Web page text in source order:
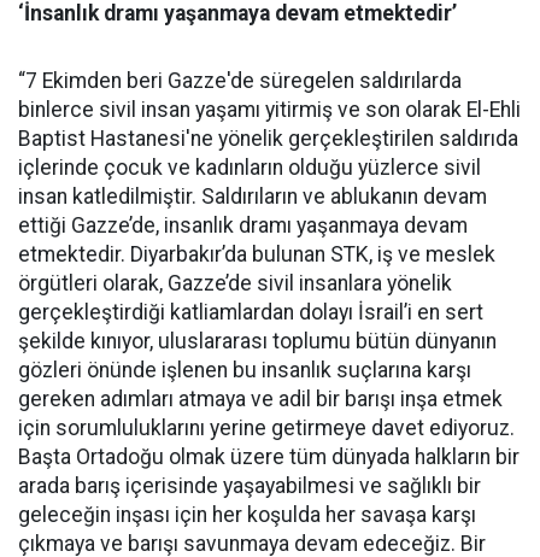
‘İnsanlık dramı yaşanmaya devam etmektedir’
“7 Ekimden beri Gazze'de süregelen saldırılarda
binlerce sivil insan yaşamı yitirmiş ve son olarak El-Ehli
Baptist Hastanesi'ne yönelik gerçekleştirilen saldırıda
içlerinde çocuk ve kadınların olduğu yüzlerce sivil
insan katledilmiştir. Saldırıların ve ablukanın devam
ettiği Gazze’de, insanlık dramı yaşanmaya devam
etmektedir. Diyarbakır’da bulunan STK, iş ve meslek
örgütleri olarak, Gazze’de sivil insanlara yönelik
gerçekleştirdiği katliamlardan dolayı İsrail’i en sert
şekilde kınıyor, uluslararası toplumu bütün dünyanın
gözleri önünde işlenen bu insanlık suçlarına karşı
gereken adımları atmaya ve adil bir barışı inşa etmek
için sorumluluklarını yerine getirmeye davet ediyoruz.
Başta Ortadoğu olmak üzere tüm dünyada halkların bir
arada barış içerisinde yaşayabilmesi ve sağlıklı bir
geleceğin inşası için her koşulda her savaşa karşı
çıkmaya ve barışı savunmaya devam edeceğiz. Bir